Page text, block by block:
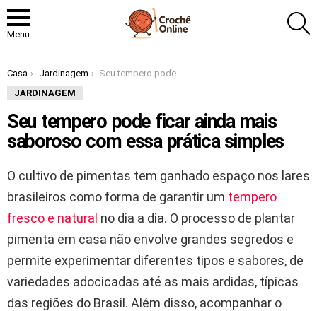
Menu
Você está aqui:
Casa Jardinagem
Seu tempero pode ficar ainda mais saboroso com essa prática simples
JARDINAGEM
Seu tempero pode ficar ainda mais
saboroso com essa prática simples
O cultivo de pimentas tem ganhado espaço nos lares
brasileiros como forma de garantir um tempero
fresco e natural no dia a dia. O processo de plantar
pimenta em casa não envolve grandes segredos e
permite experimentar diferentes tipos e sabores, de
variedades adocicadas até as mais ardidas, típicas
das regiões do Brasil. Além disso, acompanhar o